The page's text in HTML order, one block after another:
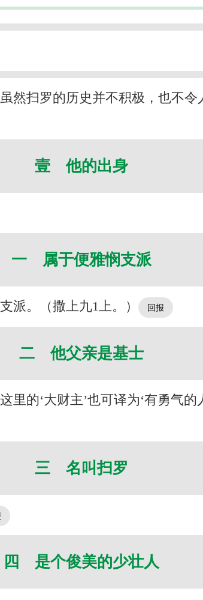
然扫罗的历史并不积极，也不
壹 他的出身
一 属于便雅悯支派
派。（撒上九1上。）
二 他父亲是基士
的‘大财主’也可译为‘有勇气
三 名叫扫罗
四 是个俊美的少壮人